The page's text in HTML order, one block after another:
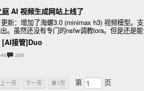
AI 视频生成网站上线了
新：增加了海螺3.0 (minimax h3) 视频模型。
。虽然还没有专门的nsfw调教lora。但是还是
动起来的
[AI接管]Duo
269
上一页 下一页 第1页 第 页